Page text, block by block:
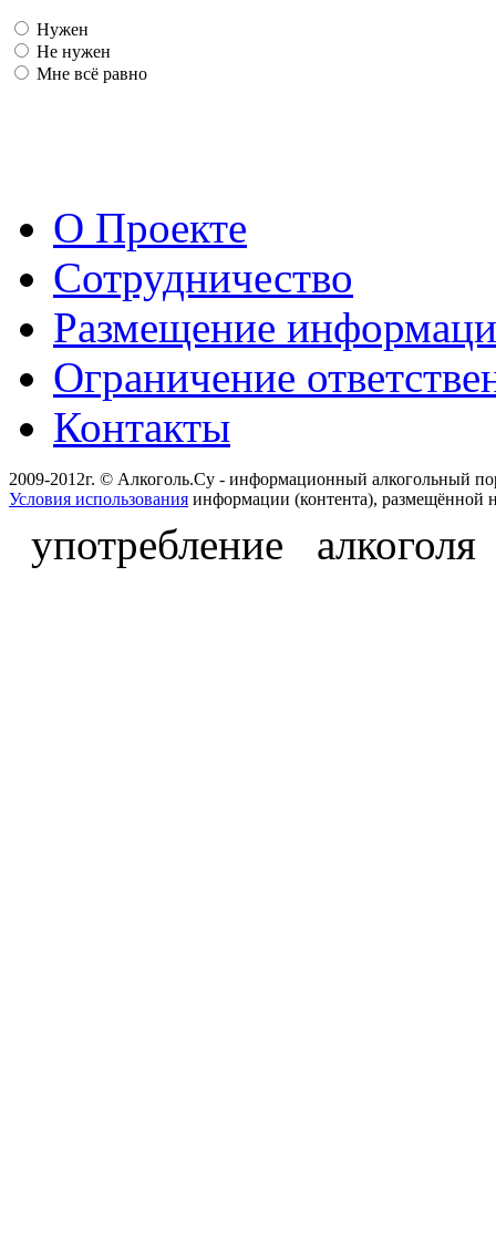
Нужен
Не нужен
Мне всё равно
О Проекте
Сотрудничество
Размещение
Ограничение
Контакты
2009-2012г. © Алкоголь.Су - информационный алкогольный
Условия использования информации (контента), размещённой
употребление